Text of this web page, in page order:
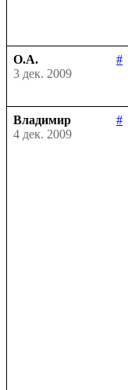
О.А.
#
3 дек. 2009
Владимир
#
4 дек. 2009